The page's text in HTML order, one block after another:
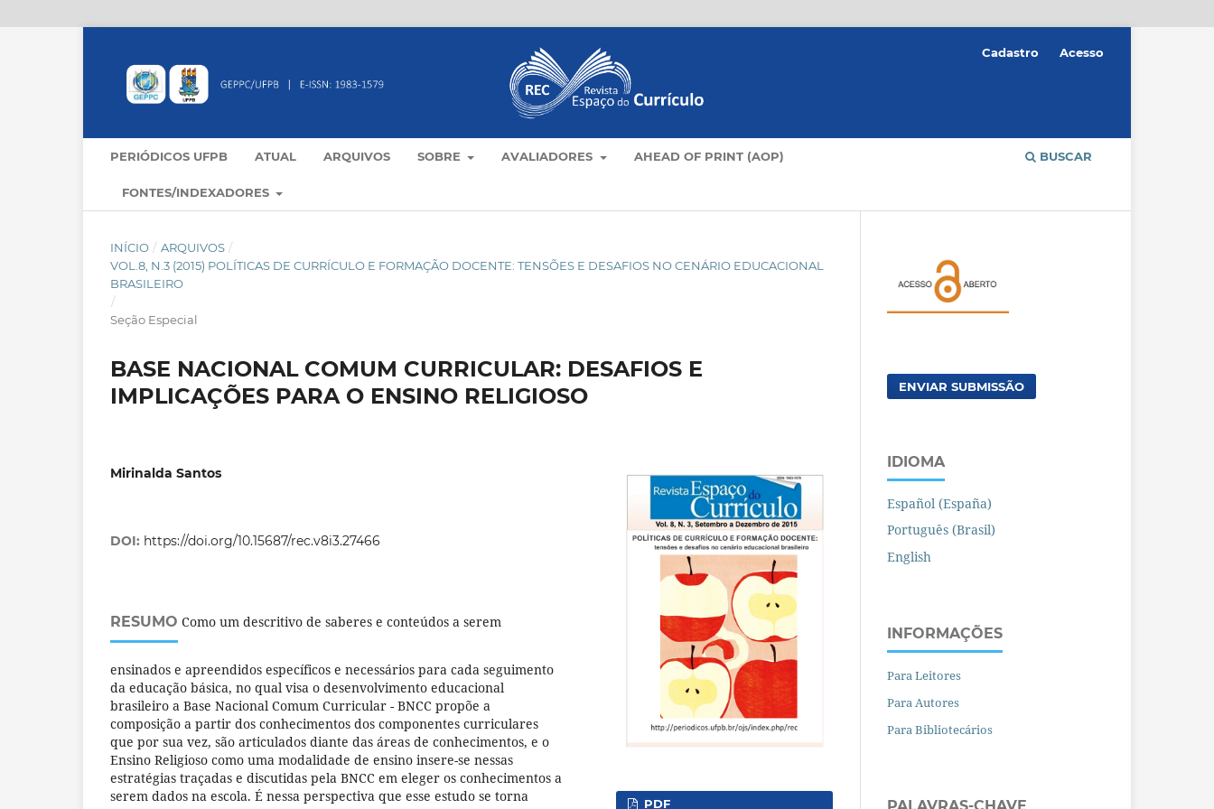
PERIÓDICOS UFPB ATUAL ARQUIVOS SOBRE AVALIADORES AHEAD OF PRINT (AOP)
FONTES/INDEXADORES
BUSCAR
Cadastro Acesso
INÍCIO / ARQUIVOS /
VOL.8, N.3 (2015) POLÍTICAS DE CURRÍCULO E FORMAÇÃO DOCENTE: TENSÕES E DESAFIOS NO CENÁRIO EDUCACIONAL
BRASILEIRO
/
Seção Especial
BASE NACIONAL COMUM CURRICULAR: DESAFIOS E
IMPLICAÇÕES PARA O ENSINO RELIGIOSO
Mirinalda Santos
DOI: https://doi.org/10.15687/rec.v8i3.27466
RESUMO Como um descritivo de saberes e conteúdos a serem
ensinados e apreendidos específicos e necessários para cada seguimento
da educação básica, no qual visa o desenvolvimento educacional
brasileiro a Base Nacional Comum Curricular - BNCC propõe a
composição a partir dos conhecimentos dos componentes curriculares
que por sua vez, são articulados diante das áreas de conhecimentos, e o
Ensino Religioso como uma modalidade de ensino insere-se nessas
estratégias traçadas e discutidas pela BNCC em eleger os conhecimentos a
serem dados na escola. É nessa perspectiva que esse estudo se torna
PDF
ENVIAR SUBMISSÃO
IDIOMA
Español (España)
Português (Brasil)
English
INFORMAÇÕES
Para Leitores
Para Autores
Para Bibliotecários